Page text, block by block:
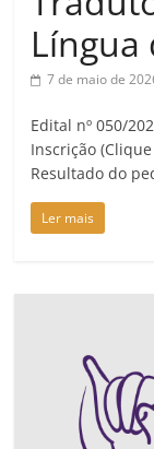
Língua
7 de maio de
Edital nº 050/
Inscrição
Resultado do
Ler mais